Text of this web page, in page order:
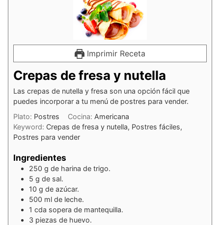
Imprimir Receta
Crepas de fresa y nutella
Las crepas de nutella y fresa son una opción fácil que
puedes incorporar a tu menú de postres para vender.
Plato: Postres Cocina:Americana
Keyword: Crepas de fresa y nutella, Postres fáciles,
Postres para vender
Ingredientes
250 g de harina de trigo.
5 g de sal.
10 g de azúcar.
500 ml de leche.
1 cda sopera de mantequilla.
3 piezas de huevo.